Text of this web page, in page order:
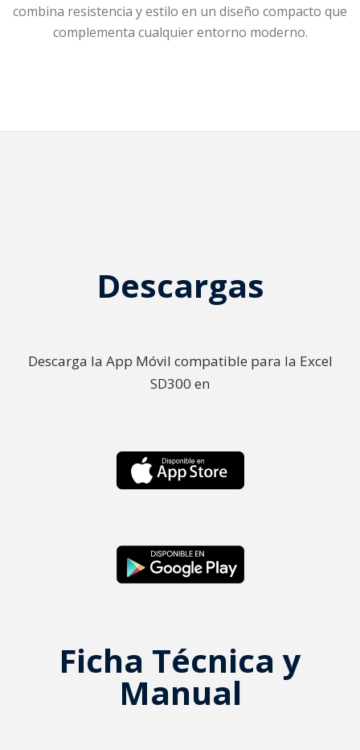
combina resistencia y estilo en un diseño compacto que
complementa cualquier entorno moderno.
Descargas
Descarga la App Móvil compatible para la Excel
SD300 en
Ficha Técnica y
Manual